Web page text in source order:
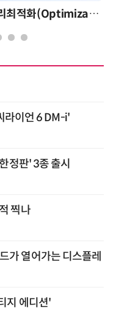
AI 시대의 의사결정을 바꾸는 수리최적화(Optimization): 실제 산업 적용 사례와 활용 전략
라이언 6 DM-i'
정판' 3종 출시
찍나
가 열어가는 디스플레
지 에디션'